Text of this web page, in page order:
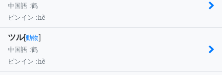
中国語 :鹤
ピンイン :hè
ツル[動物]
中国語 :鹤
ピンイン :hè